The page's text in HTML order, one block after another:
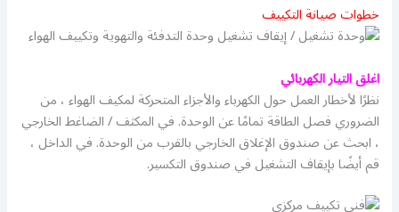
خطوات صيانة التكييف
اغلق التيار الكهربائي
نظرًا لأخطار العمل حول الكهرباء والأجزاء المتحركة لمكيف الهواء ، من
الضروري فصل الطاقة تمامًا عن الوحدة. في المكثف / الضاغط الخارجي
، ابحث عن صندوق الإغلاق الخارجي بالقرب من الوحدة. في الداخل ،
قم أيضًا بإيقاف التشغيل في صندوق التكسير.